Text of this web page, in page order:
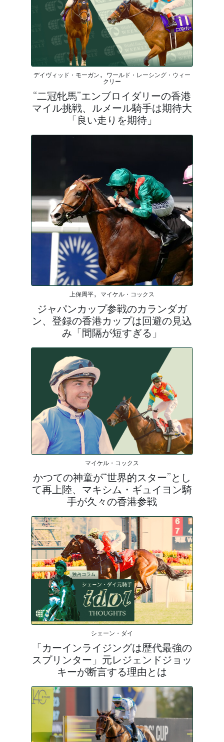
デイヴィッド・モーガン, ワールド・レーシング・ウィー
クリー
“二冠牝馬”エンブロイダリーの香港
マイル挑戦、ルメール騎手は期待大
「良い走りを期待」
上保周平, マイケル・コックス
ジャパンカップ参戦のカランダガ
ン、登録の香港カップは回避の見込
み「間隔が短すぎる」
マイケル・コックス
かつての神童が“世界的スター”とし
て再上陸、マキシム・ギュイヨン騎
手が久々の香港参戦
シェーン・ダイ
「カーインライジングは歴代最強の
スプリンター」元レジェンドジョッ
キーが断言する理由とは